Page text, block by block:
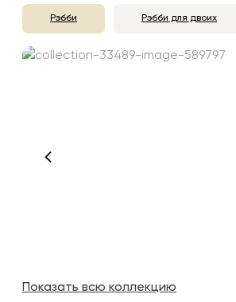
Рэбби Рэбби для двоих
Показать всю коллекцию